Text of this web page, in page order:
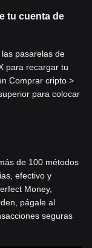
tu cuenta de
las pasarelas de
para recargar tu
Comprar cripto >
para colocar
de 100 métodos
efectivo y
Money,
págale al
seguras